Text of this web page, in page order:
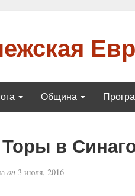
Община
в
on3 июля, 2016